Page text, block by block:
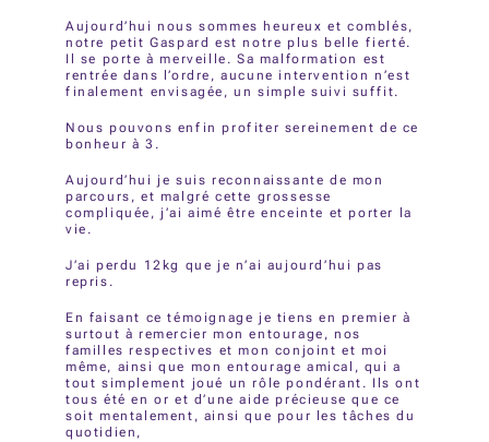
Aujourd’hui nous sommes heureux et comblés,
notre petit Gaspard est notre plus belle fierté.
Il se porte à merveille. Sa malformation est
rentrée dans l’ordre, aucune intervention n’est
finalement envisagée, un simple suivi suffit.
Nous pouvons enfin profiter sereinement de ce
bonheur à 3.
Aujourd’hui je suis reconnaissante de mon
parcours, et malgré cette grossesse
compliquée, j’ai aimé être enceinte et porter la
vie.
J’ai perdu 12kg que je n’ai aujourd’hui pas
repris.
En faisant ce témoignage je tiens en premier à
surtout à remercier mon entourage, nos
familles respectives et mon conjoint et moi
même, ainsi que mon entourage amical, qui a
tout simplement joué un rôle pondérant. Ils ont
tous été en or et d’une aide précieuse que ce
soit mentalement, ainsi que pour les tâches du
quotidien,